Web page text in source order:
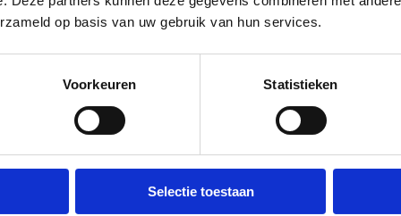
op basis van uw gebruik van hun services.
Voorkeuren Statistieken
Selectie toestaan
Dranken sinds